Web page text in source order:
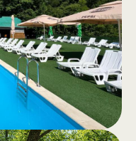
отдыха или
на